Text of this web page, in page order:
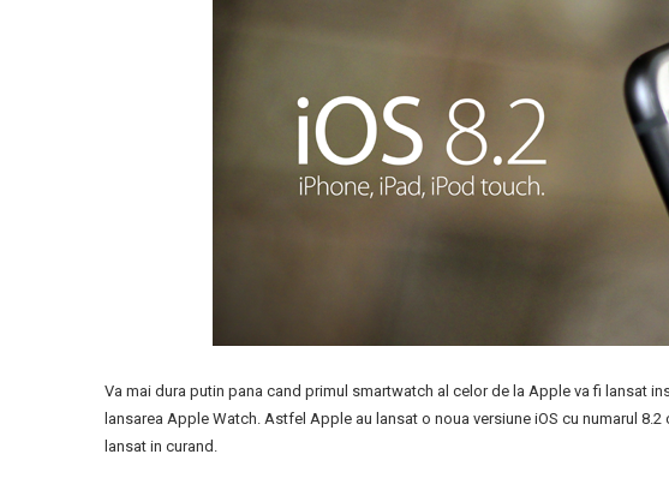
Va mai dura putin pana cand primul smartwatch al celor de la Apple va fi lansat
lansarea Apple Watch. Astfel Apple au lansat o noua versiune iOS cu numarul
lansat in curand.